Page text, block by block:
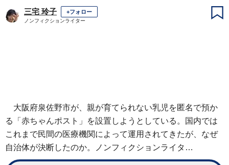
三宅 玲子 +フォロー
ノンフィクションライター
大阪府泉佐野市が、親が育てられない乳児を匿名で預か
る「赤ちゃんポスト」を設置しようとしている。国内では
これまで民間の医療機関によって運用されてきたが、なぜ
自治体が決断したのか。ノンフィクションライタ…